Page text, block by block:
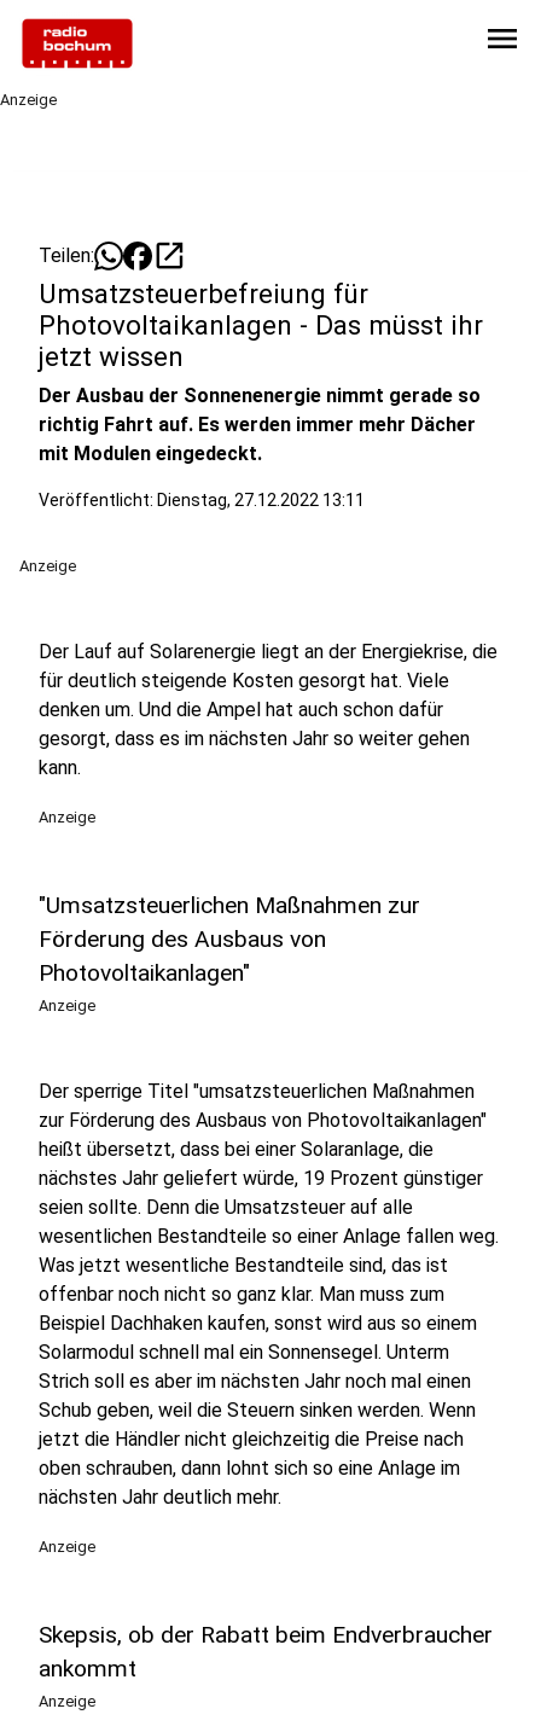
menu
Anzeige
Teilen: open_in_new
Umsatzsteuerbefreiung für
Photovoltaikanlagen - Das müsst ihr
jetzt wissen
Der Ausbau der Sonnenenergie nimmt gerade so
richtig Fahrt auf. Es werden immer mehr Dächer
mit Modulen eingedeckt.
Veröffentlicht: Dienstag, 27.12.2022 13:11
Anzeige
Der Lauf auf Solarenergie liegt an der Energiekrise, die
für deutlich steigende Kosten gesorgt hat. Viele
denken um. Und die Ampel hat auch schon dafür
gesorgt, dass es im nächsten Jahr so weiter gehen
kann.
Anzeige
"Umsatzsteuerlichen Maßnahmen zur
Förderung des Ausbaus von
Photovoltaikanlagen"
Anzeige
Der sperrige Titel "umsatzsteuerlichen Maßnahmen
zur Förderung des Ausbaus von Photovoltaikanlagen"
heißt übersetzt, dass bei einer Solaranlage, die
nächstes Jahr geliefert würde, 19 Prozent günstiger
seien sollte. Denn die Umsatzsteuer auf alle
wesentlichen Bestandteile so einer Anlage fallen weg.
Was jetzt wesentliche Bestandteile sind, das ist
offenbar noch nicht so ganz klar. Man muss zum
Beispiel Dachhaken kaufen, sonst wird aus so einem
Solarmodul schnell mal ein Sonnensegel. Unterm
Strich soll es aber im nächsten Jahr noch mal einen
Schub geben, weil die Steuern sinken werden. Wenn
jetzt die Händler nicht gleichzeitig die Preise nach
oben schrauben, dann lohnt sich so eine Anlage im
nächsten Jahr deutlich mehr.
Anzeige
Skepsis, ob der Rabatt beim Endverbraucher
ankommt
Anzeige